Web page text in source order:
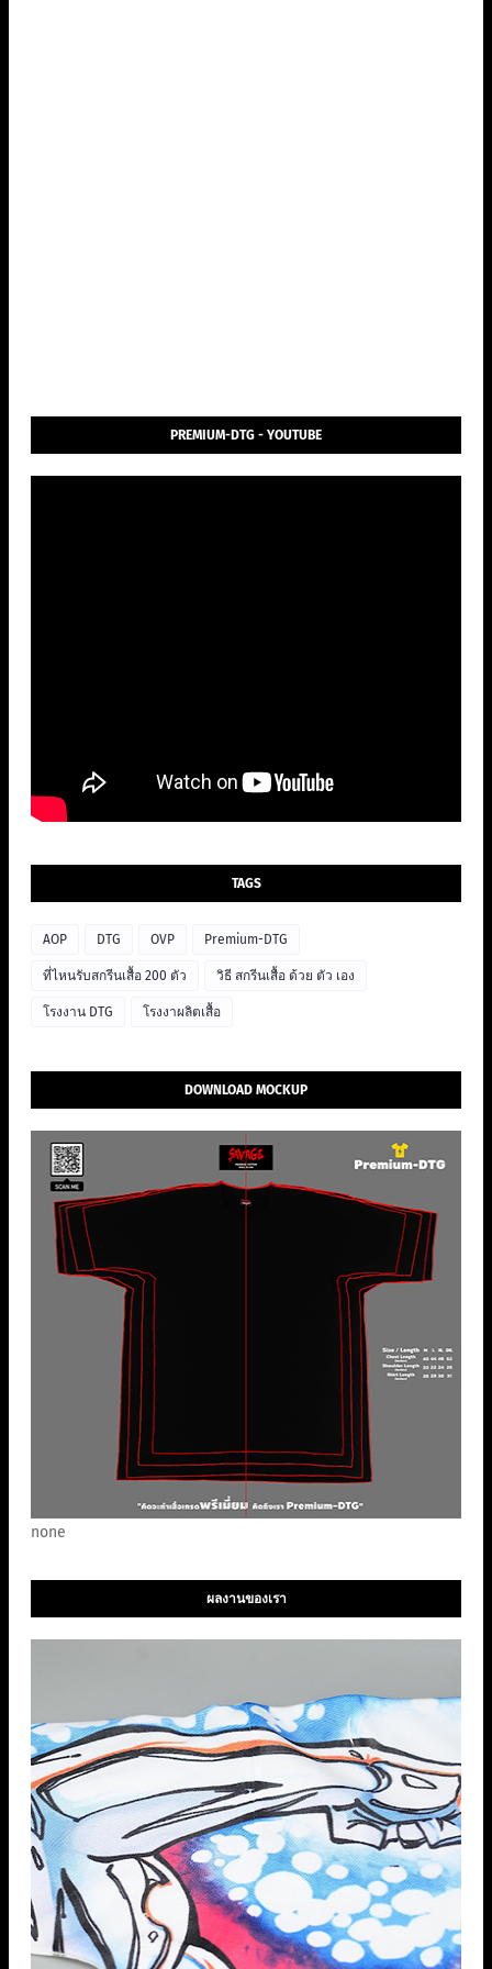
PREMIUM-DTG - YOUTUBE
TAGS
AOP DTG OVP Premium-DTG
ที่ไหนรับสกรีนเสื้อ 200 ตัว วิธี สกรีนเสื้อ ด้วย ตัว เอง
โรงงาน DTG โรงงาผลิตเสื้อ
DOWNLOAD MOCKUP
none
ผลงานของเรา